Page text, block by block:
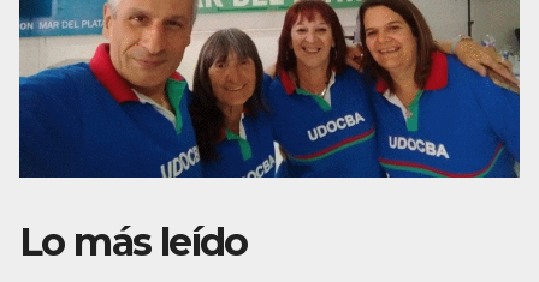
Lo más leído